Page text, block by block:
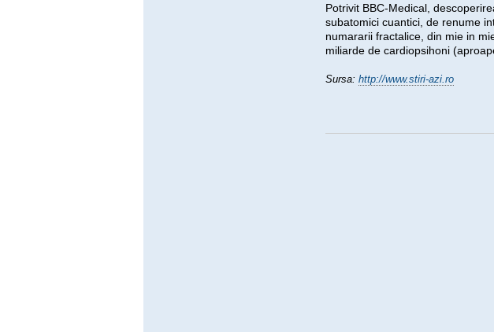
Potrivit BBC-Medical,
subatomici cuantici, de renume
numararii fractalice, din mie in
miliarde de cardiopsihoni
Sursa: http://www.stiri-azi.ro